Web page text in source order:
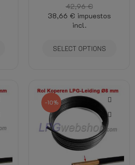
42,96 €
38,66 € impuestos
incl.
SELECT OPTIONS
-10%